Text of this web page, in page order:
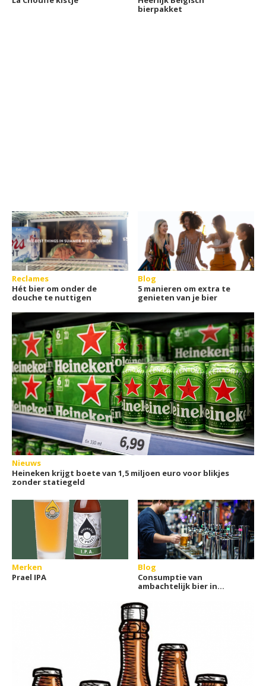
bierpakket
Reclames
Hét bier om onder de
douche te nuttigen
Blog
5 manieren om extra te
genieten van je bier
Nieuws
Heineken krijgt boete van 1,5 miljoen euro voor blikjes
zonder statiegeld
Merken
Prael IPA
Blog
Consumptie van
ambachtelijk bier in